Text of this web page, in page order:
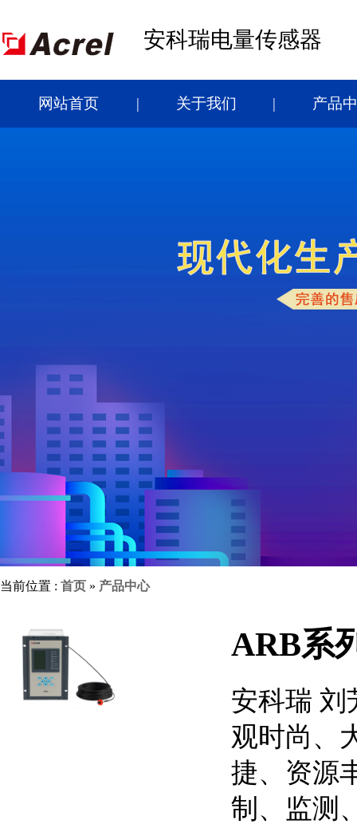
安科瑞电量传感器
网站首页 关于我们 产品
当前位置 : 首页 » 产品中心
ARB系
安科瑞 刘
观时尚、
捷、资源
制、监测